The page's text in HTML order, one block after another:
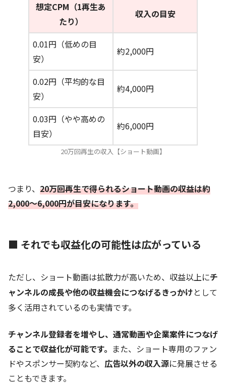
想定CPM（1再生あ
たり）
収入の目安
0.01円（低めの目
安）
約2,000円
0.02円（平均的な目
安）
約4,000円
0.03円（やや高めの
目安）
約6,000円
20万回再生の収入【ショート動画】
つまり、 20万回再生で得られるショート動画の収益は約
2,000〜6,000円が目安になります。
■ それでも収益化の可能性は広がっている
ただし、ショート動画は拡散力が高いため、収益以上にチ
ャンネルの成長や他の収益機会につなげるきっかけとして
多く活用されているのも実情です。
チャンネル登録者を増やし、通常動画や企業案件につなげ
ることで収益化が可能です。 また、ショート専用のファン
ドやスポンサー契約など、 広告以外の収入源に発展させる
こともできます。